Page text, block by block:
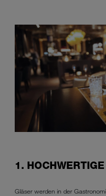
1.
Gläser werden in der